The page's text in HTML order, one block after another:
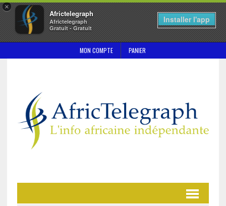
×
Africtelegraph
Africtelegraph
Gratuit - Gratuit
Installer l'app
MON COMPTE PANIER